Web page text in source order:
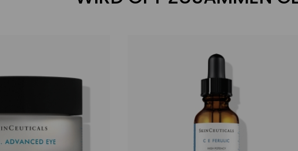
Umwelteinflüssen
Radikale